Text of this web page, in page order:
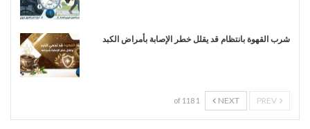
شرب القهوة بانتظام قد يقلل خطر الإصابة بأمراض الكبد
NEXT
1 of 118